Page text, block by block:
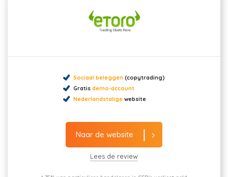
Sociaal beleggen (copytrading)
Gratis demo-account
Nederlandstalige website
Naar de website
Lees de review